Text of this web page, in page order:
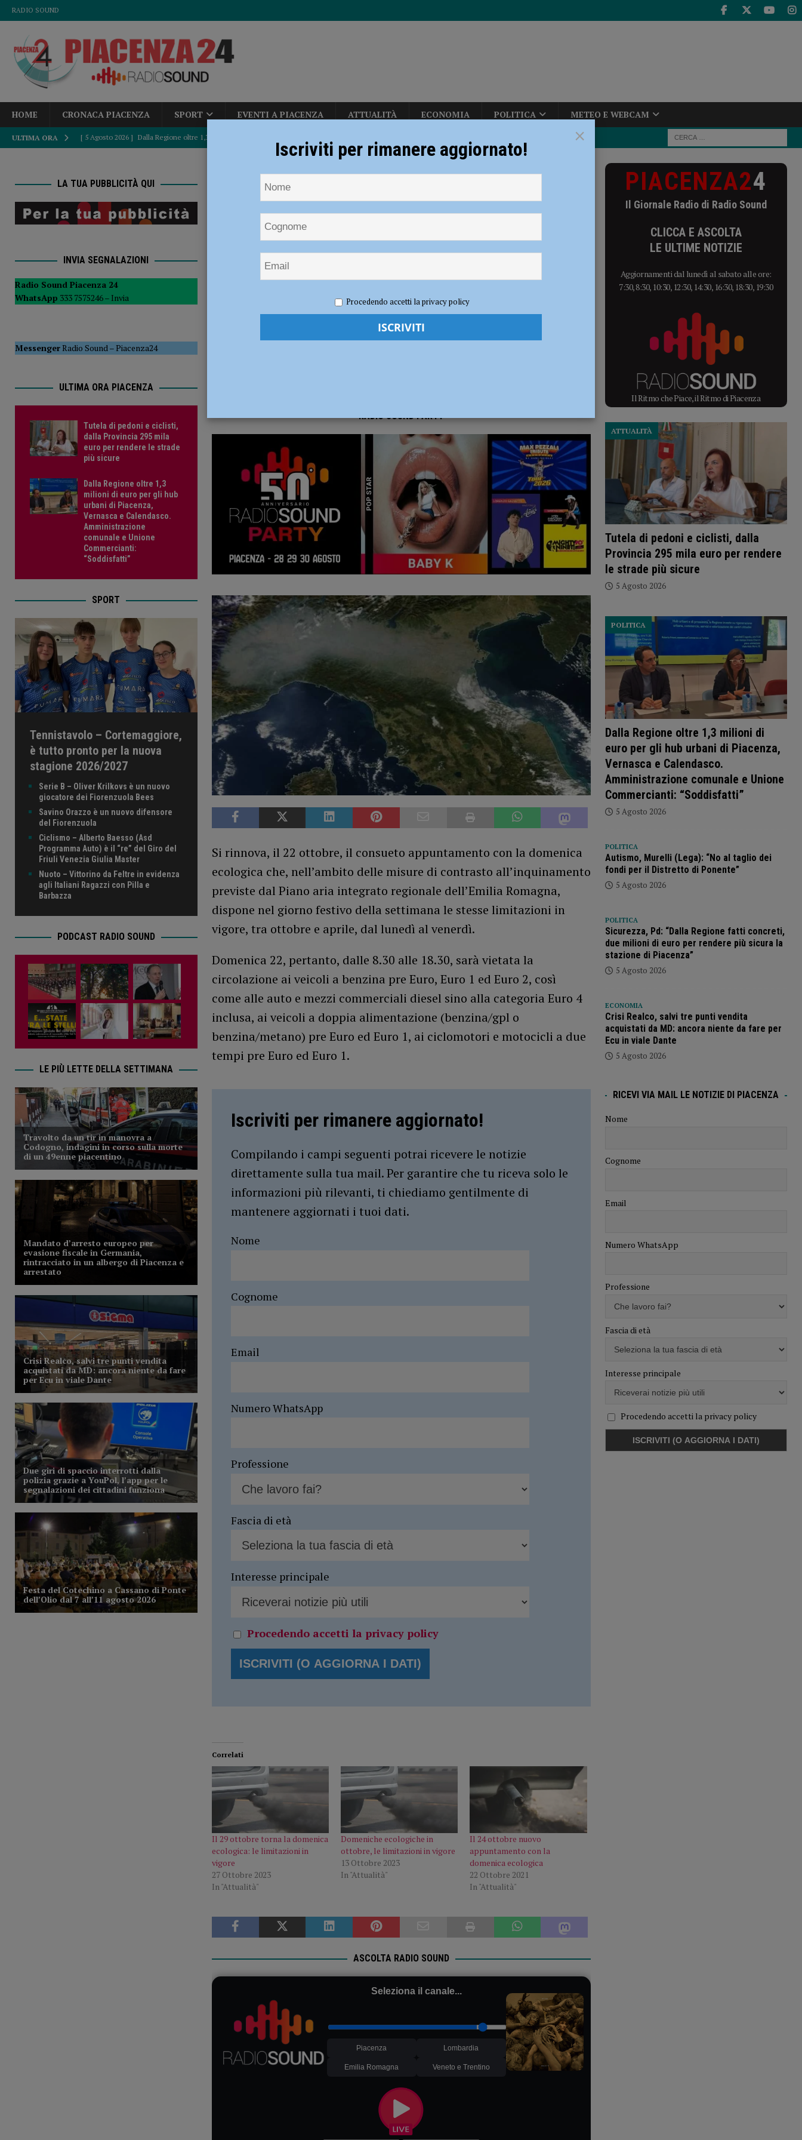
RADIO SOUND
HOME CRONACA PIACENZA SPORT EVENTI A PIACENZA ATTUALITÀ ECONOMIA POLITICA METEO E WEBCAM
ULTIMA ORA [ 5 Agosto 2026 ] Dalla Regione oltre 1,3 milioni di euro per gli hub urbani di Piacenza, Vernasca e Calendasco. Amministrazione
POLITICA
[ 5 Agosto 2026 ] Autismo, Murelli (Lega): “No al taglio dei fondi per il Distretto di Ponente”
POLITICA
Caldo estremo e asili nido, Tagliaferri (FdI): “Verificare subito la situazione nella provincia di Piacenza” POLITICA
[ 5 Agosto 2026 ] “Contro la violenza sulle donne, mai bandiera bianca”, Piacenza rilancia la campagna nazionale di Anci e Presidenza
del Consiglio POLITICA
[ 5 Agosto 2026 ] Tutela di pedoni e ciclisti, dalla Provincia 295 mila euro per rendere le strade più sicure ATTUALITÀ
NOTIZIE ATTUALITÀ
Il 22 ottobre torna la domenica ecologica: le limitazioni in
Il 22 ottobre torna la domenica ecologica: le
limitazioni in vigore
RADIO SOUND PARTY
Si rinnova, il 22 ottobre, il consueto appuntamento con la domenica
ecologica che, nell’ambito delle misure di contrasto all’inquinamento
previste dal Piano aria integrato regionale dell’Emilia Romagna,
dispone nel giorno festivo della settimana le stesse limitazioni in
vigore, tra ottobre e aprile, dal lunedì al venerdì.
Domenica 22, pertanto, dalle 8.30 alle 18.30, sarà vietata la
circolazione ai veicoli a benzina pre Euro, Euro 1 ed Euro 2, così
come alle auto e mezzi commerciali diesel sino alla categoria Euro 4
inclusa, ai veicoli a doppia alimentazione (benzina/gpl o
benzina/metano) pre Euro ed Euro 1, ai ciclomotori e motocicli a due
tempi pre Euro ed Euro 1.
Iscriviti per rimanere aggiornato!
Compilando i campi seguenti potrai ricevere le notizie
direttamente sulla tua mail. Per garantire che tu riceva solo le
informazioni più rilevanti, ti chiediamo gentilmente di
mantenere aggiornati i tuoi dati.
Nome
Cognome
Email
Numero WhatsApp
Professione
Fascia di età
Interesse principale
Procedendo accetti la privacy policy
Correlati
Il 29 ottobre torna la domenica
ecologica: le limitazioni in
vigore
27 Ottobre 2023
In "Attualità"
Domeniche ecologiche in
ottobre, le limitazioni in vigore
13 Ottobre 2023
In "Attualità"
Il 24 ottobre nuovo
appuntamento con la
domenica ecologica
22 Ottobre 2021
In "Attualità"
ASCOLTA RADIO SOUND
Seleziona il canale...
Piacenza Lombardia
Emilia Romagna Veneto e Trentino
LA TUA PUBBLICITÀ QUI
INVIA SEGNALAZIONI
Radio Sound Piacenza 24
WhatsApp 333 7575246 – Invia
MessengerRadio Sound–Piacenza24
ULTIMA ORA PIACENZA
Tutela di pedoni e ciclisti,
dalla Provincia 295 mila
euro per rendere le strade
più sicure
Dalla Regione oltre 1,3
milioni di euro per gli hub
urbani di Piacenza,
Vernasca e Calendasco.
Amministrazione
comunale e Unione
Commercianti:
“Soddisfatti”
SPORT
Tennistavolo – Cortemaggiore,
è tutto pronto per la nuova
stagione 2026/2027
Serie B – Oliver Krilkovs è un nuovo
giocatore dei Fiorenzuola Bees
Savino Orazzo è un nuovo difensore
del Fiorenzuola
Ciclismo – Alberto Baesso (Asd
Programma Auto) è il “re” del Giro del
Friuli Venezia Giulia Master
Nuoto – Vittorino da Feltre in evidenza
agli Italiani Ragazzi con Pilla e
Barbazza
PODCAST RADIO SOUND
LE PIÙ LETTE DELLA SETTIMANA
PIACENZA24
Il Giornale Radio di Radio Sound
CLICCA E ASCOLTA
LE ULTIME NOTIZIE
Aggiornamenti dal lunedì al sabato alle ore:
7:30, 8:30, 10:30, 12:30, 14:30, 16:30, 18:30, 19:30
Il Ritmo che Piace, il Ritmo di Piacenza
Tutela di pedoni e ciclisti, dalla
Provincia 295 mila euro per rendere
le strade più sicure
ATTUALITÀ
5 Agosto 2026
Dalla Regione oltre 1,3 milioni di
euro per gli hub urbani di Piacenza,
Vernasca e Calendasco.
Amministrazione comunale e Unione
Commercianti: “Soddisfatti”
POLITICA
5 Agosto 2026
POLITICA
Autismo, Murelli (Lega): “No al taglio dei
fondi per il Distretto di Ponente”
5 Agosto 2026
POLITICA
Sicurezza, Pd: “Dalla Regione fatti concreti,
due milioni di euro per rendere più sicura la
stazione di Piacenza”
5 Agosto 2026
ECONOMIA
Crisi Realco, salvi tre punti vendita
acquistati da MD: ancora niente da fare per
Ecu in viale Dante
5 Agosto 2026
RICEVI VIA MAIL LE NOTIZIE DI PIACENZA
Nome
Cognome
Email
Numero WhatsApp
Professione
Fascia di età
Interesse principale
Procedendo accetti la privacy policy
×
Iscriviti per rimanere aggiornato!
Procedendo accetti la privacy policy